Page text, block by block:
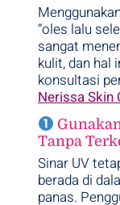
“oles lalu
sangat
kulit, dan hal
konsultasi
Nerissa Skin
Tanpa
Sinar UV
berada di
panas.